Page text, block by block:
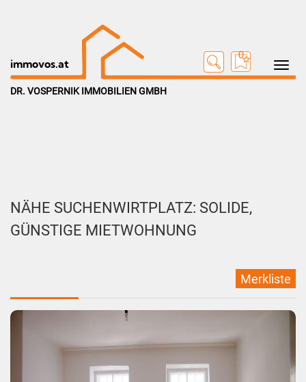
Toggle
immovos.at
0
DR. VOSPERNIK IMMOBILIEN GMBH
NÄHE SUCHENWIRTPLATZ: SOLIDE,
GÜNSTIGE MIETWOHNUNG
Merkliste